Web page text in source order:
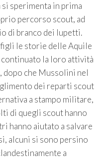
sperimenta in prima
percorso scout, ad
di branco dei lupetti.
le storie delle Aquile
continuato la loro attività
dopo che Mussolini nel
dei reparti scout
a stampo militare,
di quegli scout hanno
hanno aiutato a salvare
alcuni si sono persino
a